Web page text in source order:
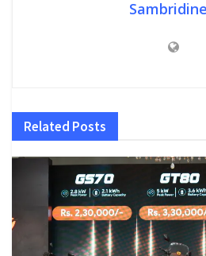
Related Posts